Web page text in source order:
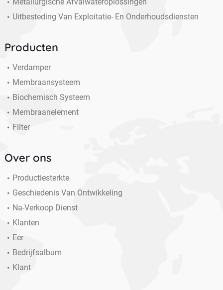
Uitbesteding Van Exploitatie- En Onderhoudsdiensten
Producten
Verdamper
Membraansysteem
Biochemisch Systeem
Membraanelement
Filter
Over ons
Productiesterkte
Geschiedenis Van Ontwikkeling
Na-Verkoop Dienst
Klanten
Eer
Bedrijfsalbum
Klant